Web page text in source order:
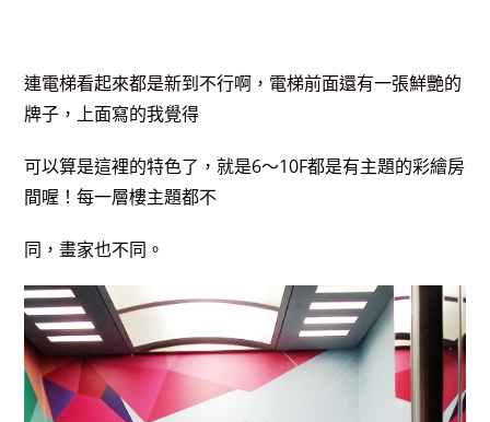
連電梯看起來都是新到不行啊，電梯前面還有一張鮮艷的
牌子，上面寫的我覺得
可以算是這裡的特色了，就是6～10F都是有主題的彩繪房
間喔！每一層樓主題都不
同，畫家也不同。